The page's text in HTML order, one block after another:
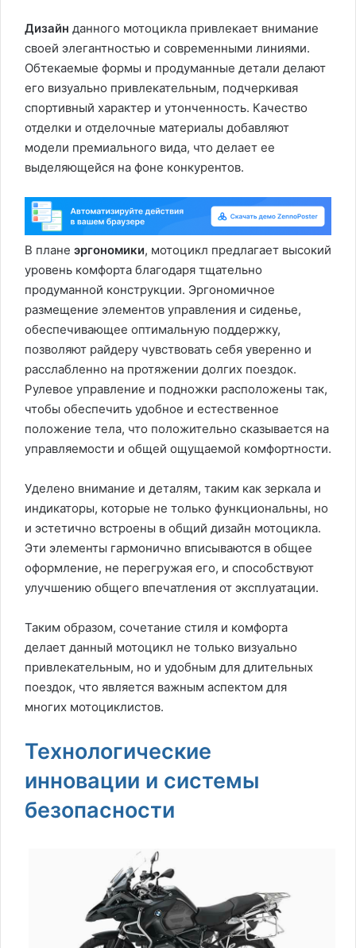
Дизайн данного мотоцикла привлекает внимание
своей элегантностью и современными линиями.
Обтекаемые формы и продуманные детали делают
его визуально привлекательным, подчеркивая
спортивный характер и утонченность. Качество
отделки и отделочные материалы добавляют
модели премиального вида, что делает ее
выделяющейся на фоне конкурентов.
В плане эргономики, мотоцикл предлагает высокий
уровень комфорта благодаря тщательно
продуманной конструкции. Эргономичное
размещение элементов управления и сиденье,
обеспечивающее оптимальную поддержку,
позволяют райдеру чувствовать себя уверенно и
расслабленно на протяжении долгих поездок.
Рулевое управление и подножки расположены так,
чтобы обеспечить удобное и естественное
положение тела, что положительно сказывается на
управляемости и общей ощущаемой комфортности.
Уделено внимание и деталям, таким как зеркала и
индикаторы, которые не только функциональны, но
и эстетично встроены в общий дизайн мотоцикла.
Эти элементы гармонично вписываются в общее
оформление, не перегружая его, и способствуют
улучшению общего впечатления от эксплуатации.
Таким образом, сочетание стиля и комфорта
делает данный мотоцикл не только визуально
привлекательным, но и удобным для длительных
поездок, что является важным аспектом для
многих мотоциклистов.
Технологические
инновации и системы
безопасности